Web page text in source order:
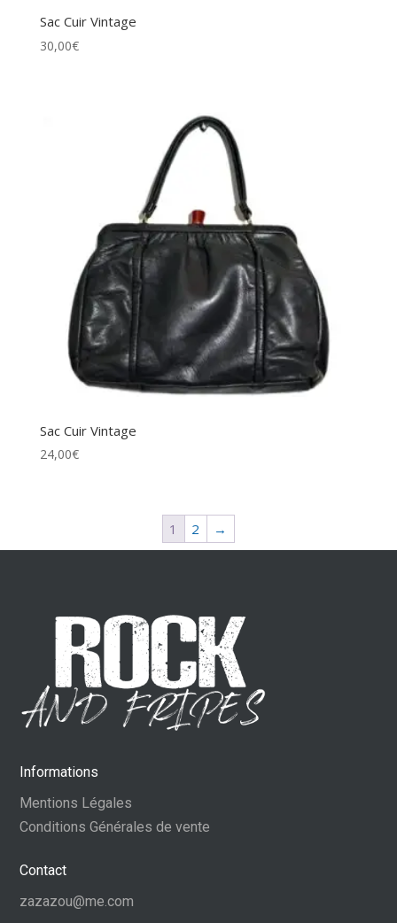
Sac Cuir Vintage
30,00€
Sac Cuir Vintage
24,00€
1 2 →
Informations
Mentions Légales
Conditions Générales de vente
Contact
zazazou@me.com